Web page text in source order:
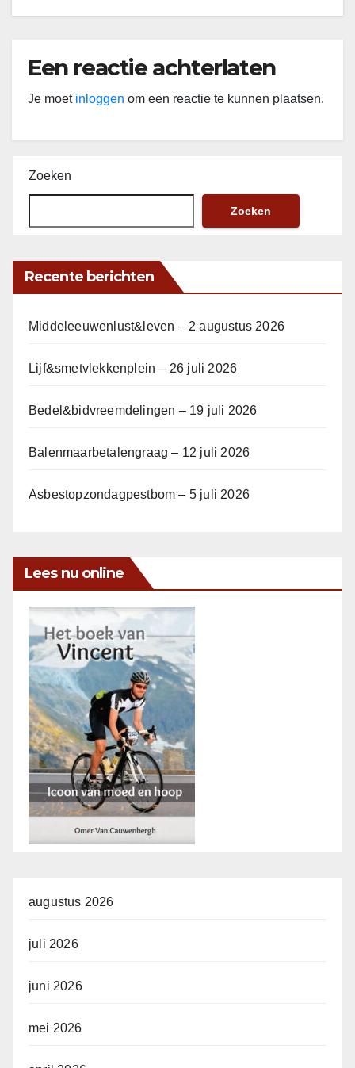
Een reactie achterlaten
Je moet inloggen om een reactie te kunnen plaatsen.
Zoeken
Zoeken
Recente berichten
Middeleeuwenlust&leven – 2 augustus 2026
Lijf&smetvlekkenplein – 26 juli 2026
Bedel&bidvreemdelingen – 19 juli 2026
Balenmaarbetalengraag – 12 juli 2026
Asbestopzondagpestbom – 5 juli 2026
Lees nu online
augustus 2026
juli 2026
juni 2026
mei 2026